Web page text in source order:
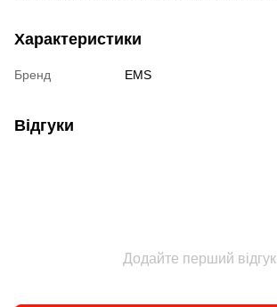
Характеристики
Бренд EMS
Відгуки
Додайте перший відгук